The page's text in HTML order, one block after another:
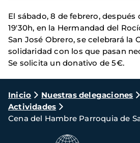
El sábado, 8 de febrero, después
19'30h, en la Hermandad del
San José Obrero, se celebrará la
solidaridad con los que pasan
Se solicita un donativo de 5€.
Ruta
de
navegación
Inicio Nuestras delegaciones
Actividades
Cena del Hambre Parroquia de